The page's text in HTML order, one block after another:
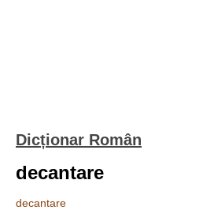
Dicționar Român
decantare
decantare